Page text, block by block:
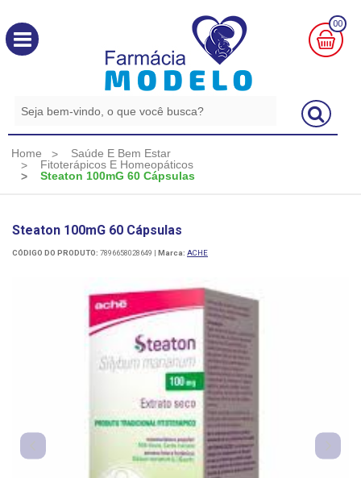
00
0,00
Home
Saúde E Bem Estar
Fitoterápicos E Homeopáticos
Steaton 100mG 60 Cápsulas
Steaton 100mG 60 Cápsulas
CÓDIGO DO PRODUTO: 7896658028649 | Marca: ACHE